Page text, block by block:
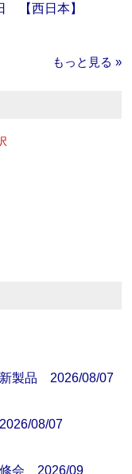
【西日本】
もっと見る »
新製品 2026/08/07
08/07
修会 2026/09